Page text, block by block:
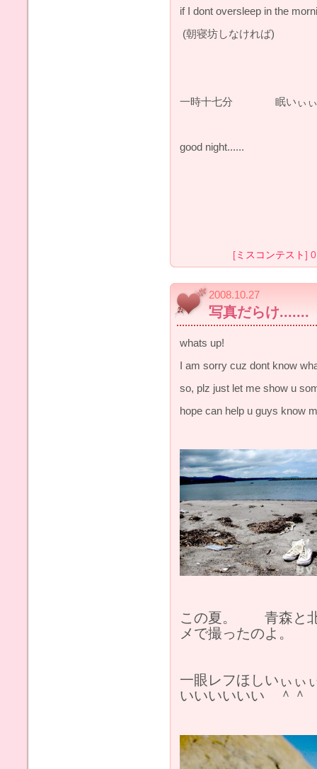
if I dont oversleep in the
(朝寝坊しなければ)
一時十七分 眠いぃぃ
good night......
[ ミスコンテスト ]
2008.10.27
写真だらけ.......
whats up!
I am sorry cuz dont know
so, plz just let me show u
hope can help u guys know
この夏。 青森と
メで撮ったのよ。
一眼レフほしいぃ
いいいいいい ＾＾